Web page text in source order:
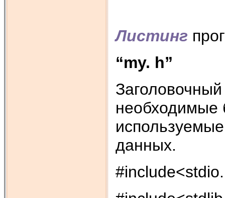
Листинг
“my. h”
необходимые
данных.